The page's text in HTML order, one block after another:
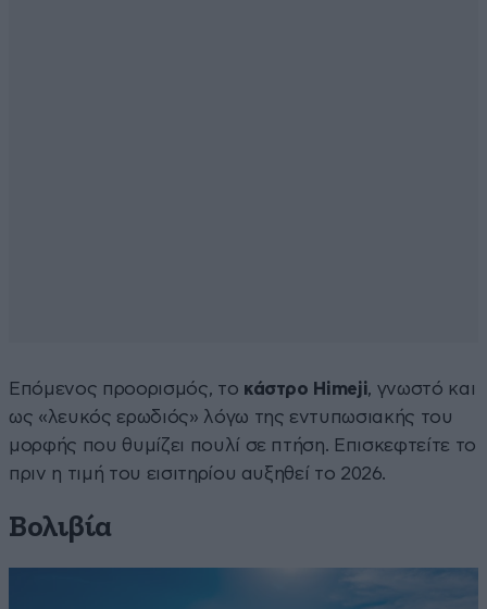
Επόμενος προορισμός, το κάστρο Himeji, γνωστό και
ως «λευκός ερωδιός» λόγω της εντυπωσιακής του
μορφής που θυμίζει πουλί σε πτήση. Επισκεφτείτε το
πριν η τιμή του εισιτηρίου αυξηθεί το 2026.
Βολιβία